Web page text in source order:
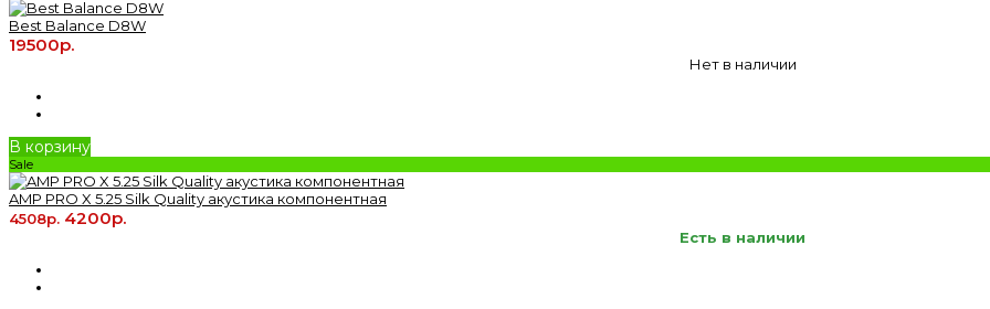
Best Balance D8W
19500р.
Нет в наличии
В корзину
Sale
AMP PRO X 5.25 Silk Quality акустика компонентная
4508р. 4200р.
Есть в наличии